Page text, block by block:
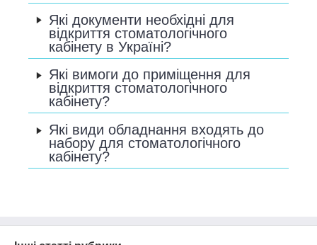
Які документи необхідні для
відкриття стоматологічного
кабінету в Україні?
Які вимоги до приміщення для
відкриття стоматологічного
кабінету?
Які види обладнання входять до
набору для стоматологічного
кабінету?